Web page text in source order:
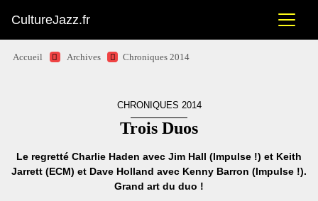
CultureJazz.fr
Accueil Archives Chroniques 2014
CHRONIQUES 2014
Trois Duos
Le regretté Charlie Haden avec Jim Hall (Impulse !) et Keith
Jarrett (ECM) et Dave Holland avec Kenny Barron (Impulse !).
Grand art du duo !